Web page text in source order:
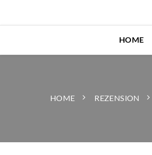
HOME
HOME REZENSION